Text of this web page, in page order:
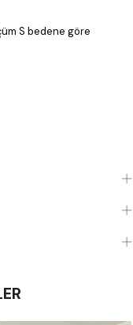
S bedene göre